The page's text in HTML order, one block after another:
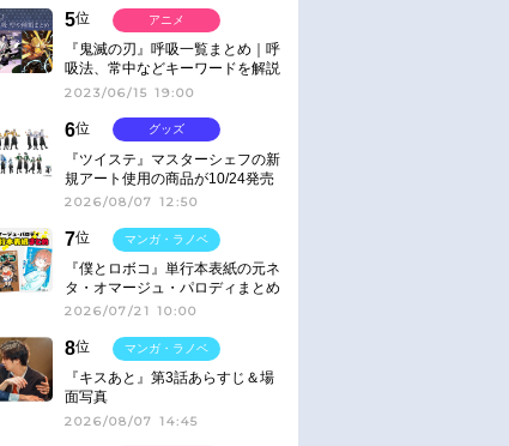
5位
『鬼滅の刃』呼吸一覧まとめ｜呼
吸法、常中などキーワードを解説
2023/06/15 19:00
アニメ
6位
『ツイステ』マスターシェフの新
規アート使用の商品が10/24発売
2026/08/07 12:50
グッズ
7位
『僕とロボコ』単行本表紙の元ネ
タ・オマージュ・パロディまとめ
2026/07/21 10:00
マンガ・ラノベ
8位
『キスあと』第3話あらすじ＆場
面写真
2026/08/07 14:45
マンガ・ラノベ